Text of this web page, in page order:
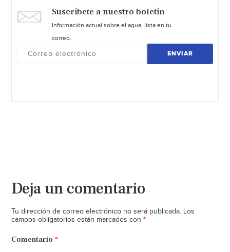
Suscríbete a nuestro boletín
Información actual sobre el agua, lista en tu
correo.
ENVIAR
Deja un comentario
Tu dirección de correo electrónico no será publicada. Los
campos obligatorios están marcados con *
Comentario *